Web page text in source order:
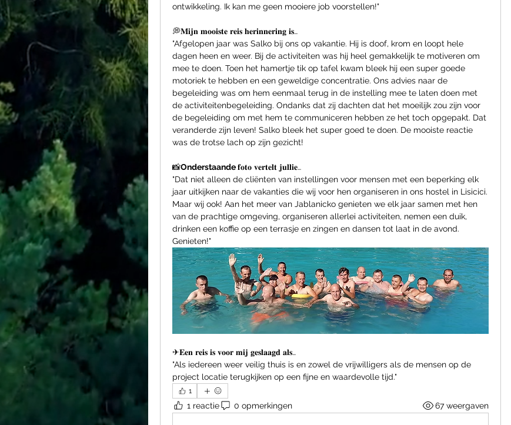
ontwikkeling. Ik kan me geen mooiere job voorstellen!"
💭𝐌𝐢𝐣𝐧 𝐦𝐨𝐨𝐢𝐬𝐭𝐞 𝐫𝐞𝐢𝐬 𝐡𝐞𝐫𝐢𝐧𝐧𝐞𝐫𝐢𝐧𝐠 𝐢𝐬…
"Afgelopen jaar was Salko bij ons op vakantie. Hij is doof, krom en loopt hele
dagen heen en weer. Bij de activiteiten was hij heel gemakkelijk te motiveren om
mee te doen. Toen het hamertje tik op tafel kwam bleek hij een super goede
motoriek te hebben en een geweldige concentratie. Ons advies naar de
begeleiding was om hem eenmaal terug in de instelling mee te laten doen met
de activiteitenbegeleiding. Ondanks dat zij dachten dat het moeilijk zou zijn voor
de begeleiding om met hem te communiceren hebben ze het toch opgepakt. Dat
veranderde zijn leven! Salko bleek het super goed te doen. De mooiste reactie
was de trotse lach op zijn gezicht!
📸Onderstaande 𝐟𝐨𝐭𝐨 𝐯𝐞𝐫𝐭𝐞𝐥𝐭 𝐣𝐮𝐥𝐥𝐢𝐞…
"Dat niet alleen de cliënten van instellingen voor mensen met een beperking elk
jaar uitkijken naar de vakanties die wij voor hen organiseren in ons hostel in Lisicici.
Maar wij ook! Aan het meer van Jablanicko genieten we elk jaar samen met hen
van de prachtige omgeving, organiseren allerlei activiteiten, nemen een duik,
drinken een koffie op een terrasje en zingen en dansen tot laat in de avond.
Genieten!"
✈𝐄𝐞𝐧 𝐫𝐞𝐢𝐬 𝐢𝐬 𝐯𝐨𝐨𝐫 𝐦𝐢𝐣 𝐠𝐞𝐬𝐥𝐚𝐚𝐠𝐝 𝐚𝐥𝐬…
"Als iedereen weer veilig thuis is en zowel de vrijwilligers als de mensen op de
project locatie terugkijken op een fijne en waardevolle tijd."
1
1 reactie 0 opmerkingen 67 weergaven